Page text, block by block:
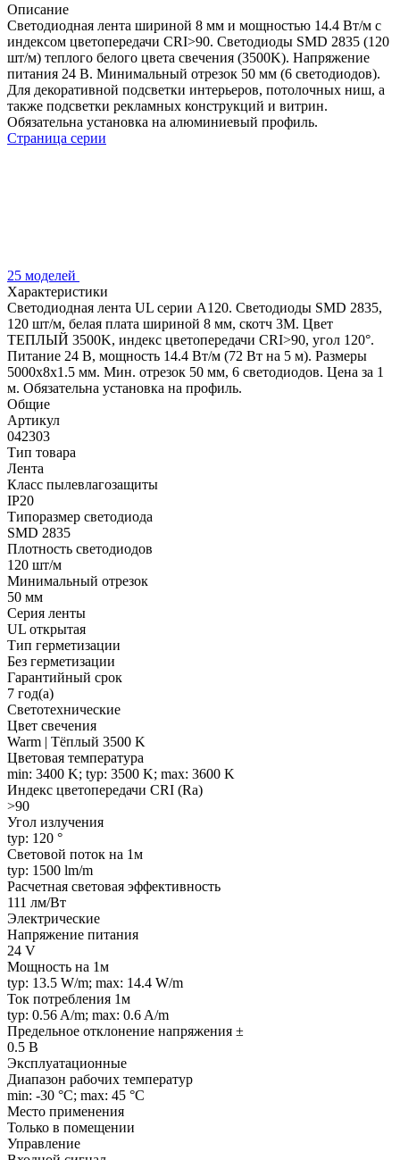
Описание
Светодиодная лента шириной 8 мм и мощностью 14.4 Вт/м с
индексом цветопередачи CRI>90. Светодиоды SMD 2835 (120
шт/м) теплого белого цвета свечения (3500K). Напряжение
питания 24 В. Минимальный отрезок 50 мм (6 светодиодов).
Для декоративной подсветки интерьеров, потолочных ниш, а
также подсветки рекламных конструкций и витрин.
Обязательна установка на алюминиевый профиль.
Страница серии
25 моделей
Характеристики
Светодиодная лента UL серии A120. Светодиоды SMD 2835,
120 шт/м, белая плата шириной 8 мм, скотч 3M. Цвет
ТЕПЛЫЙ 3500K, индекс цветопередачи CRI>90, угол 120°.
Питание 24 В, мощность 14.4 Вт/м (72 Вт на 5 м). Размеры
5000x8x1.5 мм. Мин. отрезок 50 мм, 6 светодиодов. Цена за 1
м. Обязательна установка на профиль.
Общие
Артикул
042303
Тип товара
Лента
Класс пылевлагозащиты
IP20
Типоразмер светодиода
SMD 2835
Плотность светодиодов
120 шт/м
Минимальный отрезок
50 мм
Серия ленты
UL открытая
Тип герметизации
Без герметизации
Гарантийный срок
7 год(а)
Светотехнические
Цвет свечения
Warm | Тёплый 3500 K
Цветовая температура
min: 3400 K; typ: 3500 K; max: 3600 K
Индекс цветопередачи CRI (Ra)
>90
Угол излучения
typ: 120 °
Световой поток на 1м
typ: 1500 lm/m
Расчетная световая эффективность
111 лм/Вт
Электрические
Напряжение питания
24 V
Мощность на 1м
typ: 13.5 W/m; max: 14.4 W/m
Ток потребления 1м
typ: 0.56 A/m; max: 0.6 A/m
Предельное отклонение напряжения ±
0.5 В
Эксплуатационные
Диапазон рабочих температур
min: -30 °C; max: 45 °C
Место применения
Только в помещении
Управление